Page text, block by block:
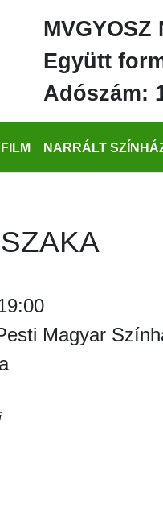
MVGYOSZ
Együtt
Adószám:
NARRÁLT
Magyar